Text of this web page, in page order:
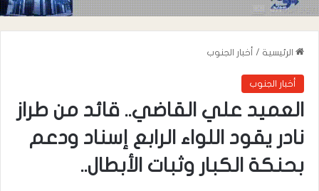
الرئيسية / أخبار الجنوب
أخبار الجنوب
العميد علي القاضي.. قائد من طراز
نادر يقود اللواء الرابع إسناد ودعم
بحنكة الكبار وثبات الأبطال..